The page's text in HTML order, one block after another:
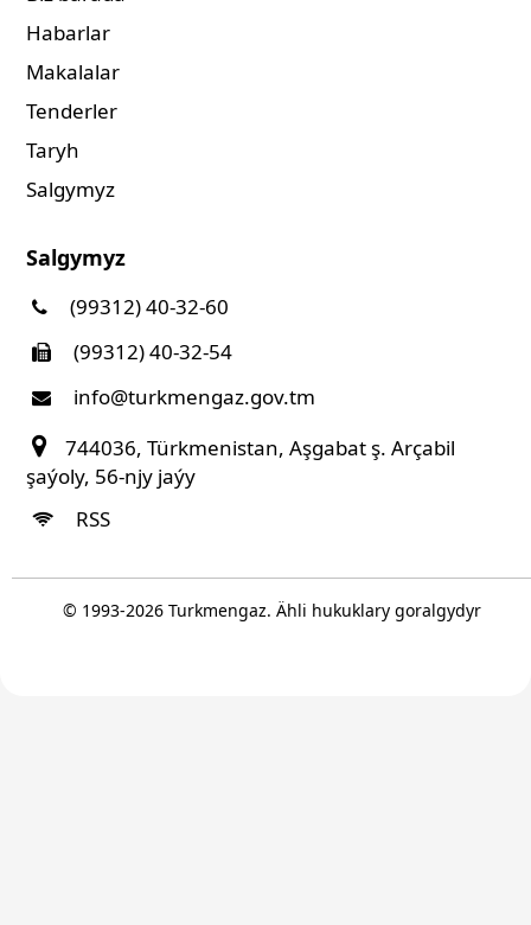
Habarlar
Makalalar
Tenderler
Taryh
Salgymyz
Salgymyz
(99312) 40-32-60
(99312) 40-32-54
info@turkmengaz.gov.tm
744036, Türkmenistan, Aşgabat ş. Arçabil
şaýoly, 56-njy jaýy
RSS
© 1993-2026Turkmengaz. Ähli hukuklary goralgydyr